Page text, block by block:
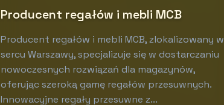
Producent regałów i mebli MCB
Producent regałów i mebli MCB, zlokalizowany w
sercu Warszawy, specjalizuje się w dostarczaniu
nowoczesnych rozwiązań dla magazynów,
oferując szeroką gamę regałów przesuwnych.
Innowacyjne regały przesuwne z...